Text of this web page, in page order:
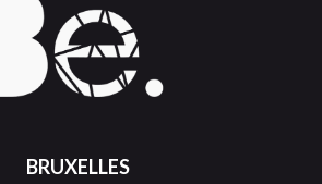
BRUXELLES